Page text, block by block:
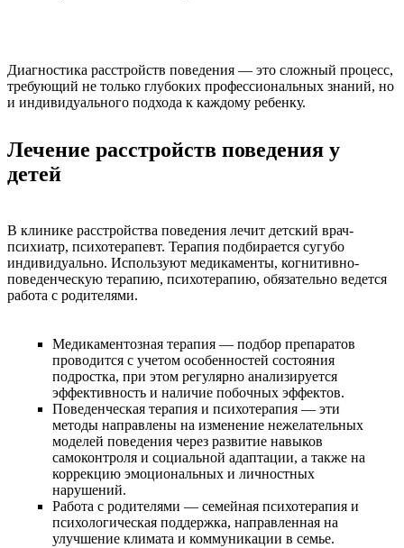
Диагностика расстройств поведения — это сложный процесс,
требующий не только глубоких профессиональных знаний, но
и индивидуального подхода к каждому ребенку.
Лечение расстройств поведения у
детей
В клинике расстройства поведения лечит детский врач-
психиатр, психотерапевт. Терапия подбирается сугубо
индивидуально. Используют медикаменты, когнитивно-
поведенческую терапию, психотерапию, обязательно ведется
работа с родителями.
Медикаментозная терапия — подбор препаратов
проводится с учетом особенностей состояния
подростка, при этом регулярно анализируется
эффективность и наличие побочных эффектов.
Поведенческая терапия и психотерапия — эти
методы направлены на изменение нежелательных
моделей поведения через развитие навыков
самоконтроля и социальной адаптации, а также на
коррекцию эмоциональных и личностных
нарушений.
Работа с родителями — семейная психотерапия и
психологическая поддержка, направленная на
улучшение климата и коммуникации в семье.